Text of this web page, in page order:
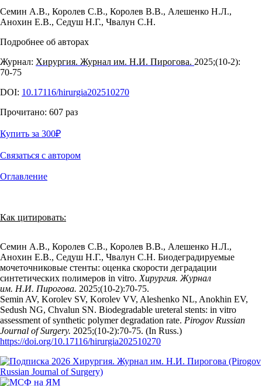
Семин А.В., Королев С.В., Королев В.В., Алешенко Н.Л.,
Анохин Е.В., Седуш Н.Г., Чвалун С.Н.
Подробнее об авторах
Журнал: Хирургия. Журнал им. Н.И. Пирогова. 2025;(10‑2):
70‑75
DOI: 10.17116/hirurgia202510270
Прочитано: 607 раз
Купить за 300₽
Связаться с автором
Оглавление
Как цитировать:
Семин А.В., Королев С.В., Королев В.В., Алешенко Н.Л.,
Анохин Е.В., Седуш Н.Г., Чвалун С.Н. Биодеградируемые
мочеточниковые стенты: оценка скорости деградации
синтетических полимеров in vitro. Хирургия. Журнал
им. Н.И. Пирогова. 2025;(10‑2):70‑75.
Semin AV, Korolev SV, Korolev VV, Aleshenko NL, Anokhin EV,
Sedush NG, Chvalun SN. Biodegradable ureteral stents: in vitro
assessment of synthetic polymer degradation rate. Pirogov Russian
Journal of Surgery. 2025;(10‑2):70‑75. (In Russ.)
https://doi.org/10.17116/hirurgia202510270